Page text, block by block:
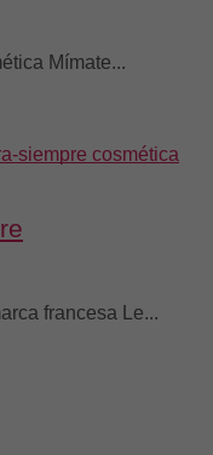
Mímate...
francesa Le...